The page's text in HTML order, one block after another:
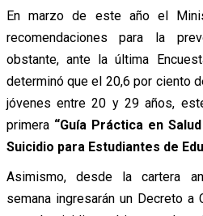
En marzo de este año el
recomendaciones para la
obstante, ante la última
determinó que el 20,6 por ciento
jóvenes entre 20 y 29 años,
primera “Guía Práctica en
Suicidio para Estudiantes de
Asimismo, desde la cartera
semana ingresarán un Decreto a